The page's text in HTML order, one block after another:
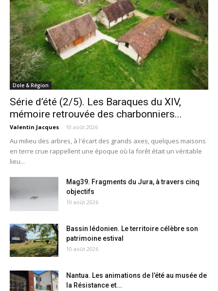
Dole & Région
Série d’été (2/5). Les Baraques du XIV,
mémoire retrouvée des charbonniers...
Valentin Jacques - 10 août 2026
Au milieu des arbres, à l'écart des grands axes, quelques maisons
en terre crue rappellent une époque où la forêt était un véritable
lieu...
Mag39. Fragments du Jura, à travers cinq
objectifs
10 août 2026
Bassin lédonien. Le territoire célèbre son
patrimoine estival
10 août 2026
Nantua. Les animations de l’été au musée de
la Résistance et...